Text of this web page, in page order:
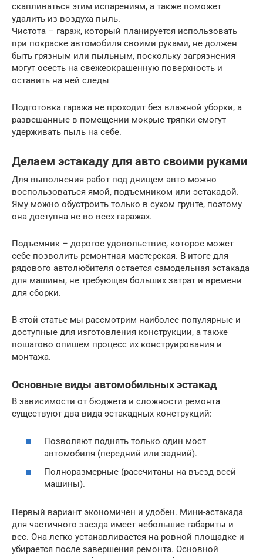
скапливаться этим испарениям, а также поможет
удалить из воздуха пыль.
Чистота – гараж, который планируется использовать
при покраске автомобиля своими руками, не должен
быть грязным или пыльным, поскольку загрязнения
могут осесть на свежеокрашенную поверхность и
оставить на ней следы
Подготовка гаража не проходит без влажной уборки, а
развешанные в помещении мокрые тряпки смогут
удерживать пыль на себе.
Делаем эстакаду для авто своими руками
Для выполнения работ под днищем авто можно
воспользоваться ямой, подъемником или эстакадой.
Яму можно обустроить только в сухом грунте, поэтому
она доступна не во всех гаражах.
Подъемник – дорогое удовольствие, которое может
себе позволить ремонтная мастерская. В итоге для
рядового автолюбителя остается самодельная эстакада
для машины, не требующая больших затрат и времени
для сборки.
В этой статье мы рассмотрим наиболее популярные и
доступные для изготовления конструкции, а также
пошагово опишем процесс их конструирования и
монтажа.
Основные виды автомобильных эстакад
В зависимости от бюджета и сложности ремонта
существуют два вида эстакадных конструкций:
Позволяют поднять только один мост
автомобиля (передний или задний).
Полноразмерные (рассчитаны на въезд всей
машины).
Первый вариант экономичен и удобен. Мини-эстакада
для частичного заезда имеет небольшие габариты и
вес. Она легко устанавливается на ровной площадке и
убирается после завершения ремонта. Основной